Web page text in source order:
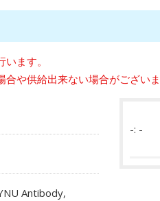
ます。
や供給出来ない場合がござい
Antibody,
-: -